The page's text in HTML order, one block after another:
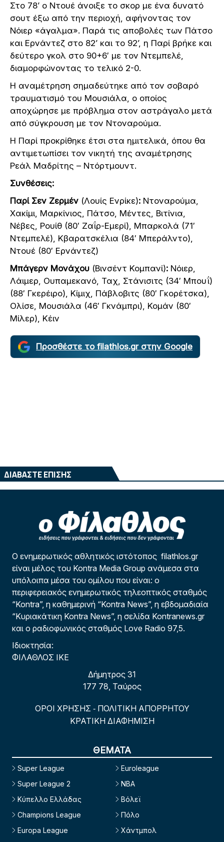
Στο 78’ ο Ντουέ άνοιξε το σκορ με ένα δυνατό
σουτ έξω από την περιοχή, αφήνοντας τον
Νόιερ «άγαλμα». Παρά τις αποβολές των Πάτσο
και Ερνάντεζ στο 82’ και το 92’, η Παρί βρήκε και
δεύτερο γκολ στο 90+6′ με τον Ντεμπελέ,
διαμορφώνοντας το τελικό 2-0.
Η αναμέτρηση σημαδεύτηκε από τον σοβαρό
τραυματισμό του Μουσιάλα, ο οποίος
αποχώρησε με πρόβλημα στον αστράγαλο μετά
από σύγκρουση με τον Ντοναρούμα.
Η Παρί προκρίθηκε έτσι στα ημιτελικά, όπου θα
αντιμετωπίσει τον νικητή της αναμέτρησης
Ρεάλ Μαδρίτης – Ντόρτμουντ.
Συνθέσεις:
Παρί Σεν Ζερμέν (Λουίς Ενρίκε): Ντοναρούμα,
Χακίμι, Μαρκίνιος, Πάτσο, Μέντες, Βιτίνια,
Νέβες, Ρουίθ (80′ Ζαΐρ-Εμερί), Μπαρκολά (71′
Ντεμπελέ), Κβαρατσκέλια (84′ Μπεράλντο),
Ντουέ (80′ Ερνάντεζ)
Μπάγερν Μονάχου (Βινσέντ Κομπανί): Νόιερ,
Λάιμερ, Ουπαμεκανό, Ταχ, Στάνισιτς (34′ Μπουΐ)
(88′ Γκερέιρο), Κίμιχ, Πάβλοβιτς (80′ Γκορέτσκα),
Ολίσε, Μουσιάλα (46′ Γκνάμπρι), Κομάν (80′
Μίλερ), Κέιν
Προσθέστε το filathlos.gr στην Google
ΔΙΑΒΑΣΤΕ ΕΠΙΣΗΣ
Ο ενημερωτικός αθλητικός ιστότοπος filathlos.gr
είναι μέλος του Kontra Media Group ανάμεσα στα
υπόλοιπα μέσα του ομίλου που είναι: ο
περιφερειακός ενημερωτικός τηλεοπτικός σταθμός
“Kontra”, η καθημερινή “Kontra News”, η εβδομαδιαία
“Κυριακάτικη Kontra News”, η σελίδα Kontranews.gr
και ο ραδιοφωνικός σταθμός Love Radio 97,5.
Ιδιοκτησία:
ΦΙΛΑΘΛΟΣ ΙΚΕ
Δήμητρος 31
177 78, Ταύρος
ΟΡΟΙ ΧΡΗΣΗΣ - ΠΟΛΙΤΙΚΗ ΑΠΟΡΡΗΤΟΥ
ΚΡΑΤΙΚΗ ΔΙΑΦΗΜΙΣΗ
ΘΕΜΑΤΑ
Super League
Super League 2
Κύπελλο Ελλάδας
Champions League
Europa League
Euroleague
NBA
Βόλεϊ
Πόλο
Χάντμπολ